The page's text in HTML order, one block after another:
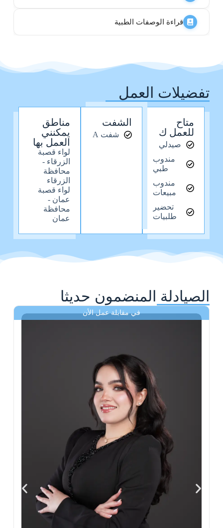
قراءة الوصفات الطبية
تفضيلات العمل
متاح
للعمل ك
صيدلي
مندوب
طبي
مندوب
مبيعات
تحضير
طلبيات
الشفت
شفت A
مناطق
يمكنني
العمل بها
لواء قصبة
الزرقاء -
محافظة
الزرقاء
لواء قصبة
عمان -
محافظة
عمان
الصيادلة المنضمون حديثا
في مقابلة عمل الأن